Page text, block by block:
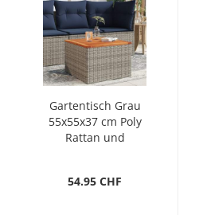
Gartentisch Grau
55x55x37 cm Poly
Rattan und
54.95 CHF